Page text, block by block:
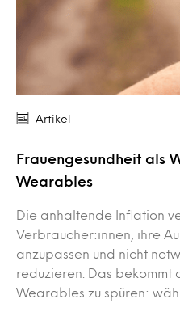
Artikel
Frauengesundheit als
Wearables
Die anhaltende Inflation
Verbraucher:innen, ihre
anzupassen und nicht
reduzieren. Das bekommt
Wearables zu spüren: